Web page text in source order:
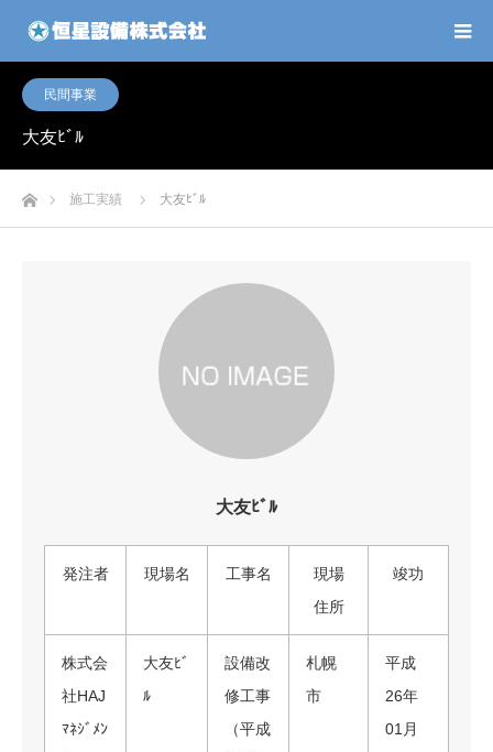
民間事業
大友ﾋﾞﾙ
ホーム施工実績 大友ﾋﾞﾙ
大友ﾋﾞﾙ
発注者 現場名 工事名
現場
住所
竣功
株式会
社HAJ
ﾏﾈｼﾞﾒﾝ
大友ﾋﾞ
ﾙ
設備改
修工事
（平成
札幌
市
平成
26年
01月